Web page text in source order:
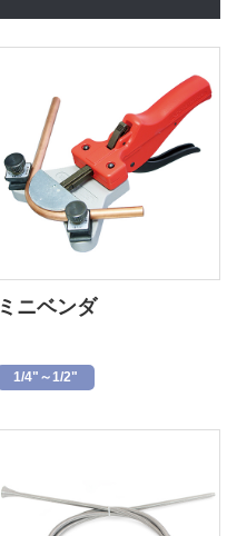
ミニベンダ
1/4"～1/2"